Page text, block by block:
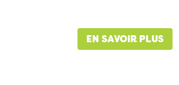
EN SAVOIR PLUS